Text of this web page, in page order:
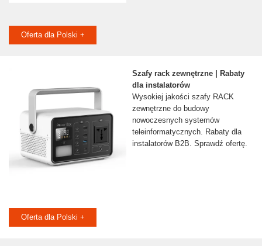
Oferta dla Polski +
Szafy rack zewnętrzne | Rabaty
dla instalatorów
Wysokiej jakości szafy RACK
zewnętrzne do budowy
nowoczesnych systemów
teleinformatycznych. Rabaty dla
instalatorów B2B. Sprawdź ofertę.
Oferta dla Polski +